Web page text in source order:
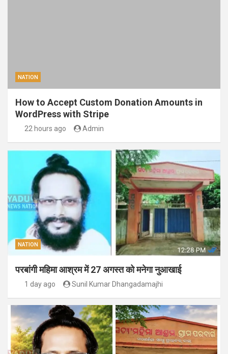
NATION
How to Accept Custom Donation Amounts in
WordPress with Stripe
22 hours ago Admin
NATION
परबांगी महिमा आश्रम में 27 अगस्त को मनेगा नुआखाई
1 day ago Sunil Kumar Dhangadamajhi